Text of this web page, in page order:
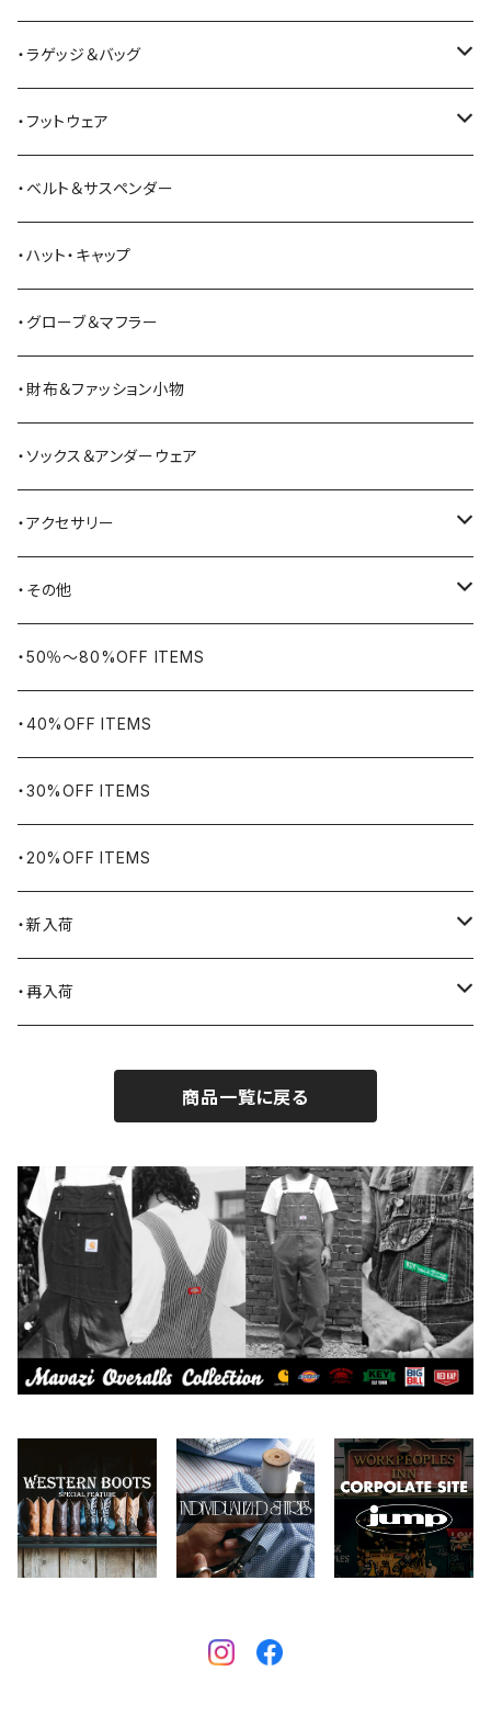
All American Khakis
American Optical
ANDERSON BEAN BOOT CO.
Bass Pro Shops
BATTLE LAKE
Barbour
BAYSIDE
BELSTAFF
BIG BILL
WORKERS BIGDAY
BHADUR
Bills KHAKIS
BLUCO
Blundstone
BLACK JACK BOOTS
BY ROBERT JAMES
CAMBER
Carhartt
Collonil
CONVERSE
Crescent Down Works
ベスト
セーター
スウェットシャツ
カーディガン
パーカー
ワークパンツ
オーバーオール
ミリタリーパンツ
ツナギ
ジャージ・スウェット
ハーフパンツ・ショートパンツ
コート
ジャケット
ベスト
・ラゲッジ＆バッグ
トートバッグ
ショルダーバッグ
リュック・バックパック
ボストンバッグ・ダッフルバッグ
ヒップバッグ・ファニーパック
ブリーフケース
ツールバッグ
・フットウェア
ブーツ
スニーカー
サンダル
その他シューズ
シュー用品
・ベルト＆サスペンダー
・ハット・キャップ
・グローブ＆マフラー
・財布＆ファッション小物
・ソックス＆アンダーウェア
・アクセサリー
バングル・ブレスレット
リング
ネックレス・ペンダント
ピンズ・ブローチ
腕時計
・その他
ヴィンテージ
アウトドア用品
ナバホラグ・ビンテージラグ
ブランケット
食品
ライター
エプロン
バイク用品
ケア用品
本、写真集
・50％〜80%OFF ITEMS
・40%OFF ITEMS
・30%OFF ITEMS
・20%OFF ITEMS
・新入荷
2026.7.31
2026.7.6
2026.6.29
・再入荷
2026.7.30
2026.7.23
2026.6.27
商品一覧に戻る